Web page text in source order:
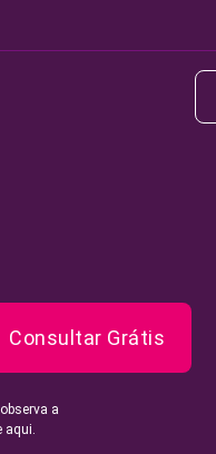
Consultar Grátis
a
aqui.